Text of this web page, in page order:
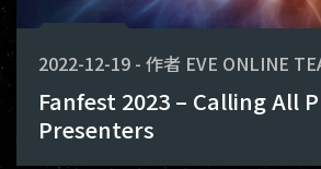
2022-12-19 - 作者 EVE ONLINE
Fanfest 2023 – Calling All
Presenters